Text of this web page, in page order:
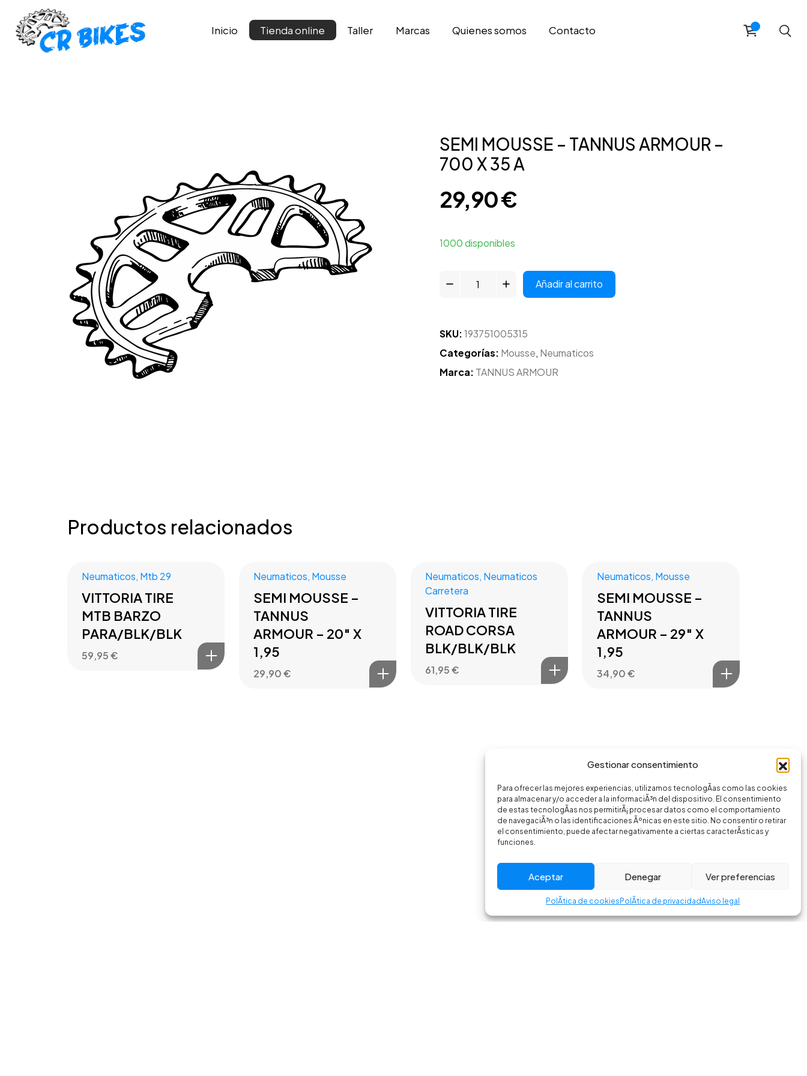
Gestionar consentimiento
Para ofrecer las mejores experiencias, utilizamos tecnologÃ­as como las cookies
para almacenar y/o acceder a la informaciÃ³n del dispositivo. El consentimiento
de estas tecnologÃ­as nos permitirÃ¡ procesar datos como el comportamiento
de navegaciÃ³n o las identificaciones Ãºnicas en este sitio. No consentir o retirar
el consentimiento, puede afectar negativamente a ciertas caracterÃ­sticas y
funciones.
Aceptar Denegar Ver preferencias
PolÃ­tica de cookies PolÃ­tica de privacidadAviso legal
Inicio Tienda online Taller Marcas Qui­enes somos Contacto
SEMI MOUSSE – TANNUS ARMOUR –
700 X 35 A
29,90€
1000 disponibles
Añadir al carrito
SKU:193751005315
Categorías: Mousse, Neumaticos
Marca: TANNUS ARMOUR
Productos relacionados
Neumaticos, Mtb 29
VITTORIA TIRE
MTB BARZO
PARA/BLK/BLK
59,95€
Neumaticos, Mousse
SEMI MOUSSE –
TANNUS
ARMOUR – 20″ X
1,95
29,90€
Neumaticos, Neumaticos
Carretera
VITTORIA TIRE
ROAD CORSA
BLK/BLK/BLK
61,95€
Neumaticos, Mousse
SEMI MOUSSE –
TANNUS
ARMOUR – 29″ X
1,95
34,90€